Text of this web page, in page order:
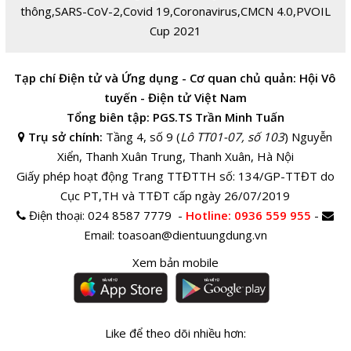
thông,SARS-CoV-2,Covid 19,Coronavirus,CMCN 4.0,PVOIL
Cup 2021
Tạp chí Điện tử và Ứng dụng - Cơ quan chủ quản: Hội Vô
tuyến - Điện tử Việt Nam
Tổng biên tập: PGS.TS Trần Minh Tuấn
Trụ sở chính: Tầng 4, số 9 (Lô TT01-07, số 103) Nguyễn
Xiển, Thanh Xuân Trung, Thanh Xuân, Hà Nội
Giấy phép hoạt động Trang TTĐTTH số: 134/GP-TTĐT do
Cục PT,TH và TTĐT cấp ngày 26/07/2019
Điện thoại:024 8587 7779 - Hotline: 0936 559 955 -
Email: toasoan@dientuungdung.vn
Xem bản mobile
Like để theo dõi nhiều hơn: